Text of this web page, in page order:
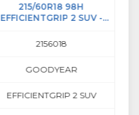
215/60R18 98H
EFFICIENTGRIP 2 SUV -
2156018
GOODYEAR
EFFICIENTGRIP 2 SUV